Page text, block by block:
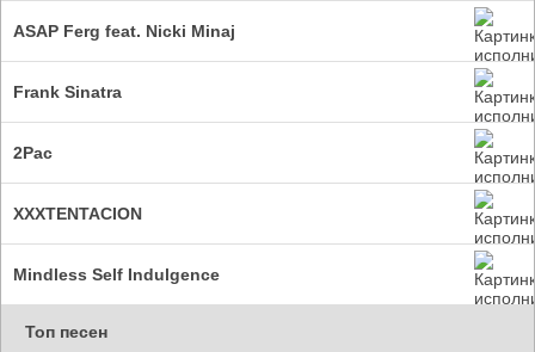
ASAP Ferg feat. Nicki Minaj
Frank Sinatra
2Pac
XXXTENTACION
Mindless Self Indulgence
Топ песен